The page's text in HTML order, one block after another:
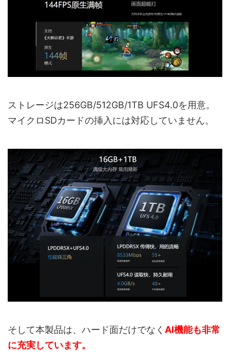
ストレージは256GB/512GB/1TB UFS4.0を用意。
マイクロSDカードの挿入には対応していません。
そして本製品は、ハード面だけでなく AI機能も非常
に充実しています。